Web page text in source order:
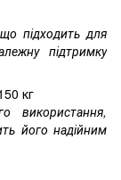
підходить для
підтримку
кг
використання,
його надійним